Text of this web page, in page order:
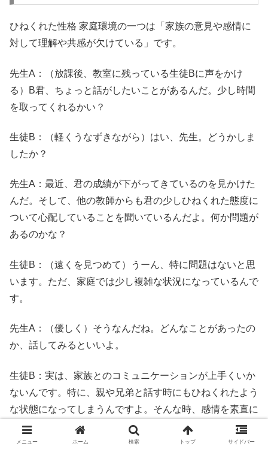
ひねくれた性格 家庭環境の一つは「 家族の意見や感情に
対して理解や共感が欠けている 」です。
先生A：（放課後、教室に残っている生徒Bに声をかけ
る）B君、ちょっと話がしたいことがあるんだ。少し時間
を取ってくれるかい？
生徒B：（軽くうなずきながら）はい、先生。どうかしま
したか？
先生A：最近、君の成績が下がってきているのを見かけた
んだ。そして、他の教師からも君の少しひねくれた態度に
ついて心配していることを聞いているんだよ。何か問題が
あるのかな？
生徒B：（遠くを見つめて）うーん、特に問題はないと思
います。ただ、家庭では少し複雑な状況になっているんで
す。
先生A：（優しく）そうなんだね。どんなことがあったの
か、話してみるといいよ。
生徒B：実は、家族とのコミュニケーションが上手くいか
ないんです。特に、親や兄弟と話す時にもひねくれたよう
な状態になってしまうんですよ。そんな時、感情を素直に
表現できなくて、理解や共感が欠けていると言われること
があります。
メニュー ホーム 検索 トップ サイドバー